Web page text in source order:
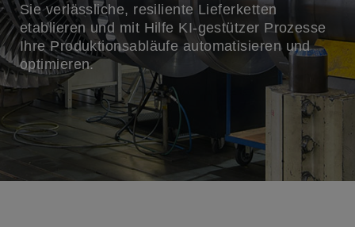
Sie verlässliche, resiliente Lieferketten
etablieren und mit Hilfe KI-gestützer Prozesse
Ihre Produktionsabläufe automatisieren und
optimieren.